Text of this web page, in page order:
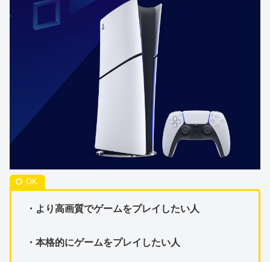
・より高画質でゲームをプレイしたい人
・本格的にゲームをプレイしたい人